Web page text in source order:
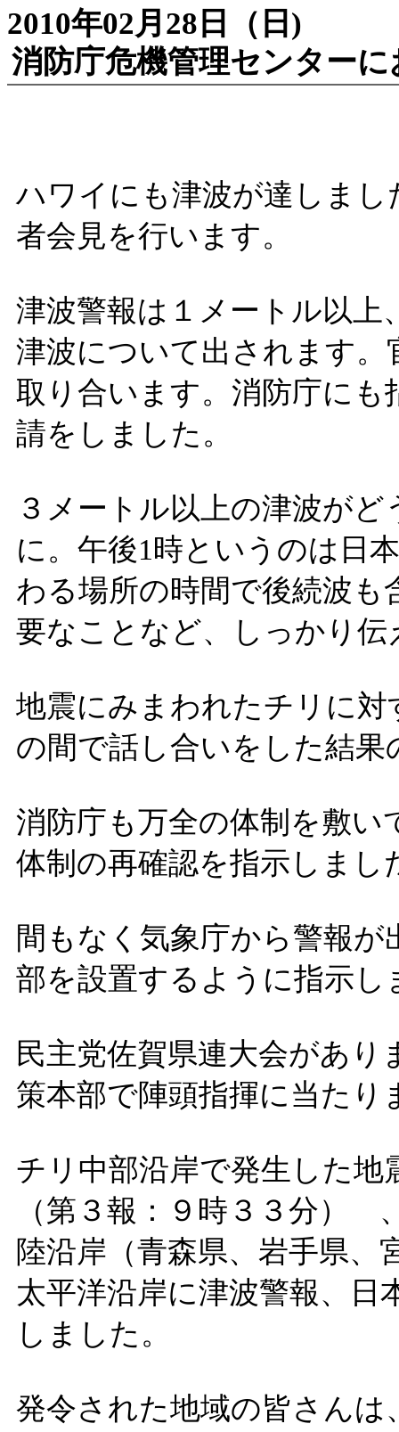
2010年02月28日（日)
消防庁危機管理センター
ハワイにも津波が達しまし
者会見を行います。
津波警報は１メートル以上
津波について出されます
取り合います。消防庁にも
請をしました。
３メートル以上の津波が
に。午後1時というのは日
わる場所の時間で後続波も
要なことなど、しっかり伝
地震にみまわれたチリに
の間で話し合いをした結果
消防庁も万全の体制を敷
体制の再確認を指示しまし
間もなく気象庁から警報
部を設置するように指示し
民主党佐賀県連大会があ
策本部で陣頭指揮に当たり
チリ中部沿岸で発生した
（第３報：９時３３分）
陸沿岸（青森県、岩手県、
太平洋沿岸に津波警報、日
しました。
発令された地域の皆さん